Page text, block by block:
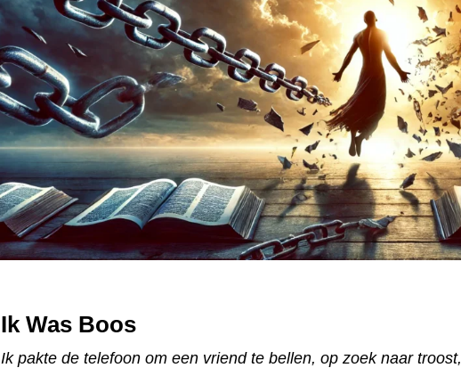
Ik Was Boos
Ik pakte de telefoon om een vriend te bellen, op zoek naar troost,